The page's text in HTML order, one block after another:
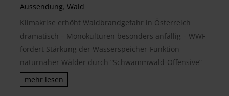
Aussendung, Wald
Klimakrise erhöht Waldbrandgefahr in Österreich
dramatisch – Monokulturen besonders anfällig – WWF
fordert Stärkung der Wasserspeicher-Funktion
naturnaher Wälder durch “Schwammwald-Offensive”
mehr lesen